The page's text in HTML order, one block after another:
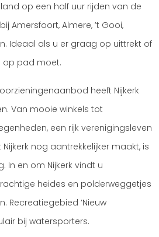
op een half uur rijden van de
Amersfoort, Almere, ’t Gooi,
Ideaal als u er graag op uittrekt of
op pad moet.
heeft Nijkerk
Van mooie winkels tot
een rijk verenigingsleven
nog aantrekkelijker maakt, is
In en om Nijkerk vindt u
heides en polderweggetjes
Recreatiegebied ‘Nieuw
bij watersporters.